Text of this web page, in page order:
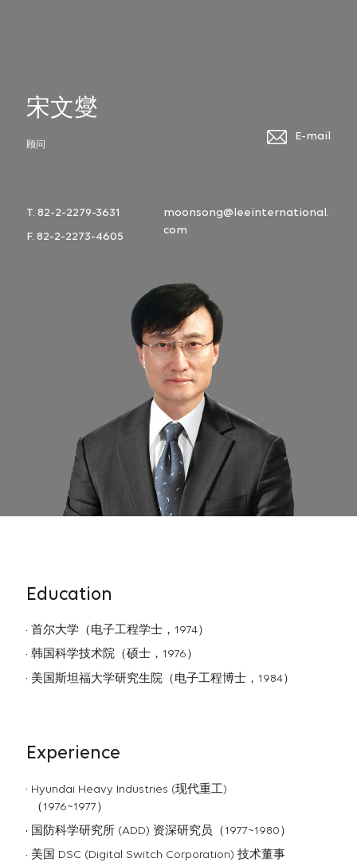
宋文燮
顾问
T. 82-2-2279-3631
F. 82-2-2273-4605
moonsong@leeinternational.
com
E-mail
Education
首尔大学（电子工程学士，1974）
韩国科学技术院（硕士，1976）
美国斯坦福大学研究生院（电子工程博士，1984）
Experience
Hyundai Heavy Industries (现代重工)
（1976~1977）
国防科学研究所 (ADD) 资深研究员（1977~1980）
美国 DSC (Digital Switch Corporation) 技术董事